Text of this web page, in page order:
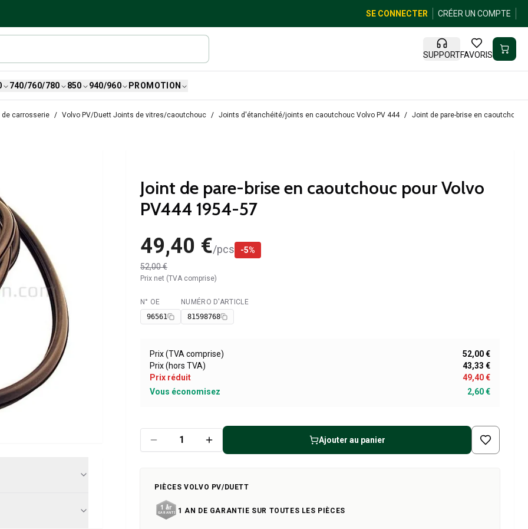
SE CONNECTER CRÉER UN COMPTE
SUPPORTFAVORIS
740/760/780 850 940/960 PROMOTION
de carrosserie Volvo PV/Duett Joints de vitres/caoutchouc Joints d'étanchéité/joints en caoutchouc Volvo PV 444 Joint de pare-brise en caoutchouc
Joint de pare-brise en caoutchouc pour Volvo
PV444 1954-57
49,40 €/pcs -5%
52,00 €
Prix net (TVA comprise)
Disponible
N° OE
96561
NUMÉRO D'ARTICLE
81598768
Prix (TVA comprise)
52,00 €
Prix (hors TVA)
43,33 €
Prix réduit
49,40 €
Vous économisez
2,60 €
Ajouter au panier
PIÈCES VOLVO PV/DUETT
1 AN DE GARANTIE SUR TOUTES LES PIÈCES